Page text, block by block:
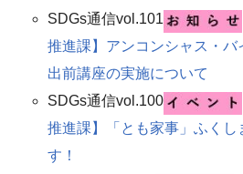
SDGs通信vol.101
推進課】アンコンシャス・バ
出前講座の実施について
SDGs通信vol.100
推進課】「とも家事」ふくし
す！